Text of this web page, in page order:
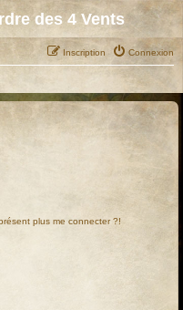
des 4 Vents
Connexion
Inscription
plus me connecter ?!